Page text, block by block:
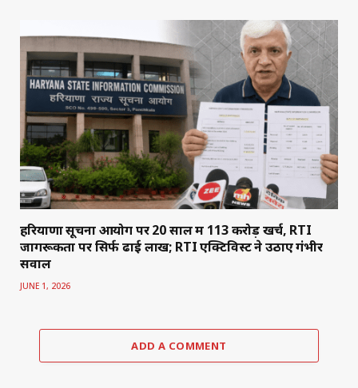
हरियाणा सूचना आयोग पर 20 साल में 113 करोड़ खर्च, RTI
जागरूकता पर सिर्फ ढाई लाख; RTI एक्टिविस्ट ने उठाए गंभीर
सवाल
JUNE 1, 2026
ADD A COMMENT